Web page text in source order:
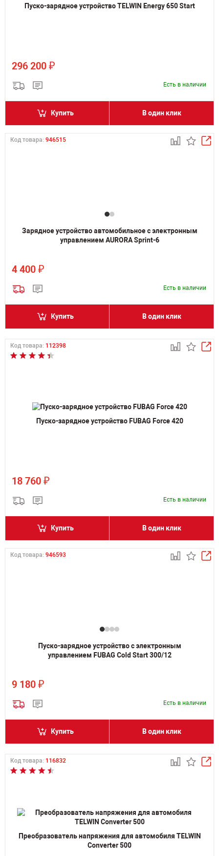
Пуско-зарядное устройство TELWIN Energy 650 Start
296 200 ₽
Есть в наличии
Купить В один клик
Код товара: 946515
Зарядное устройство автомобильное с электронным
управлением AURORA Sprint-6
4 400 ₽
Есть в наличии
Купить В один клик
Код товара: 112398
Пуско-зарядное устройство FUBAG Force 420
18 760 ₽
Есть в наличии
Купить В один клик
Код товара: 946593
Пуско-зарядное устройство с электронным
управлением FUBAG Cold Start 300/12
9 180 ₽
Есть в наличии
Купить В один клик
Код товара: 116832
Преобразователь напряжения для автомобиля TELWIN
Converter 500